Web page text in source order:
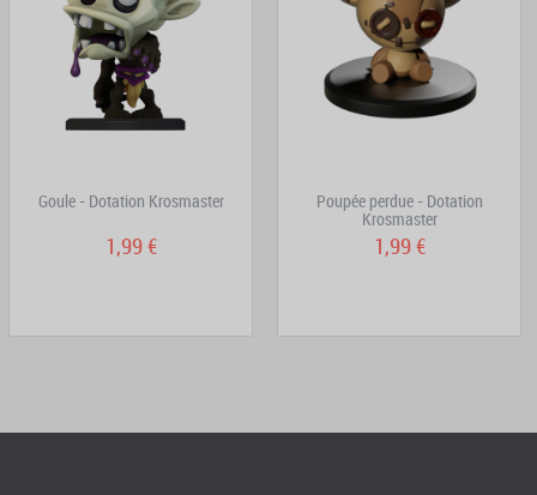
Goule - Dotation Krosmaster
1,99 €
Poupée perdue - Dotation
Krosmaster
1,99 €